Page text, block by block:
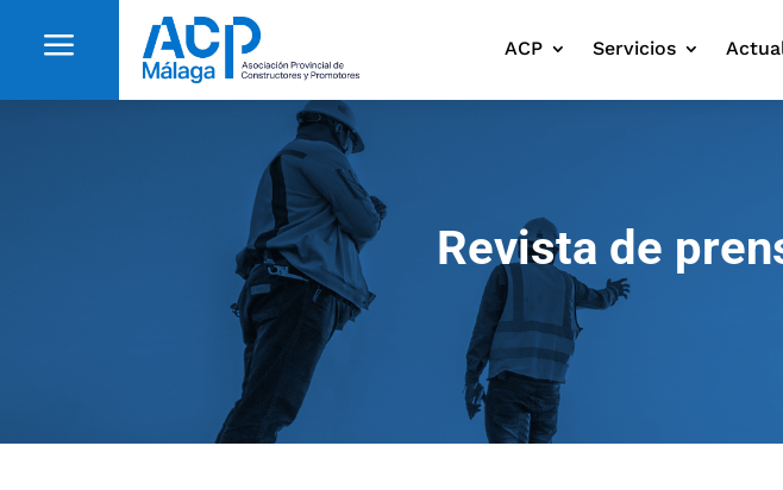
a ACP Servicios
Revista de